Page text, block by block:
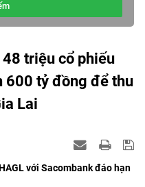
triệu cổ phiếu
600 tỷ đồng để thu
Lai
với Sacombank đáo hạn